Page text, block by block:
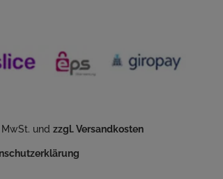
und zzgl. Versandkosten